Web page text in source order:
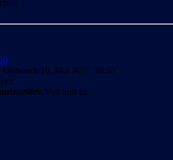
Mittwoch 10. Mai 2017, 06:52
Von und zu